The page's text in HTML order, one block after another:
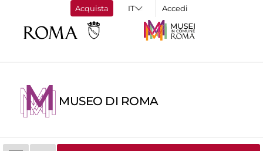
Acquista Accedi
MUSEO DI ROMA